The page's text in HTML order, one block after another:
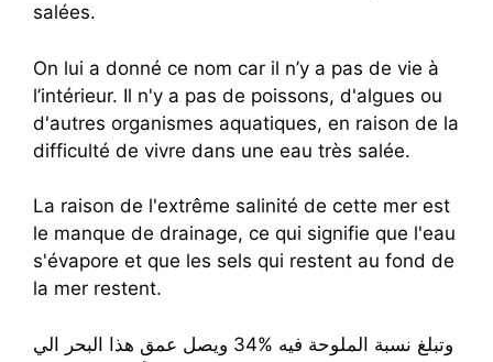
salées.
On lui a donné ce nom car il n’y a pas de vie à
l’intérieur. Il n'y a pas de poissons, d'algues ou
d'autres organismes aquatiques, en raison de la
difficulté de vivre dans une eau très salée.
La raison de l'extrême salinité de cette mer est
le manque de drainage, ce qui signifie que l'eau
s'évapore et que les sels qui restent au fond de
la mer restent.
وتبلغ نسبة الملوحة فيه %34 ويصل عمق هذا البحر الي